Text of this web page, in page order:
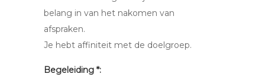
belang in van het nakomen van
afspraken.
Je hebt affiniteit met de doelgroep.
Begeleiding *: